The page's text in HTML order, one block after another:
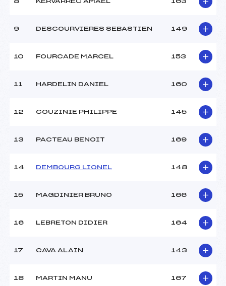
8 KERVARREC AMAEL 163
9 DESCOURVIERES SEBASTIEN 149
10 FOURCADE MARCEL 153
11 HARDELIN DANIEL 160
12 COUZINIE PHILIPPE 145
13 PACTEAU BENOIT 169
14 DEMBOURG LIONEL 148
15 MAGDINIER BRUNO 166
16 LEBRETON DIDIER 164
17 CAVA ALAIN 143
18 MARTIN MANU 167